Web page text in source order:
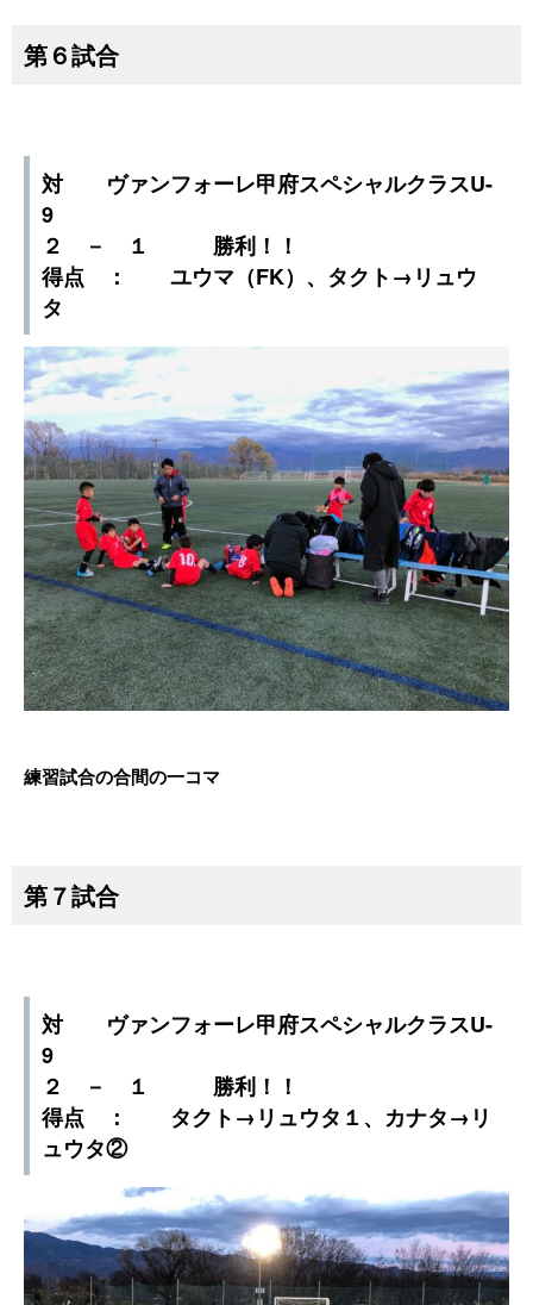
第６試合
対 ヴァンフォーレ甲府スペシャルクラスU-
9
２ － １ 勝利！！
得点 ： ユウマ（FK）、タクト→リュウ
タ
練習試合の合間の一コマ
第７試合
対 ヴァンフォーレ甲府スペシャルクラスU-
9
２ － １ 勝利！！
得点 ： タクト→リュウタ１、カナタ→リ
ュウタ②